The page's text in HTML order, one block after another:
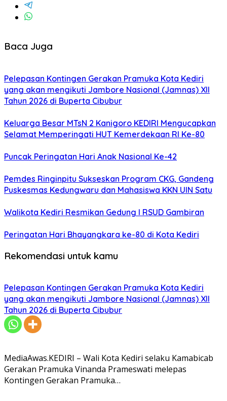
Baca Juga
Pelepasan Kontingen Gerakan Pramuka Kota Kediri
yang akan mengikuti Jambore Nasional (Jamnas) XII
Tahun 2026 di Buperta Cibubur
Keluarga Besar MTsN 2 Kanigoro KEDIRI Mengucapkan
Selamat Memperingati HUT Kemerdekaan RI Ke-80
Puncak Peringatan Hari Anak Nasional Ke-42
Pemdes Ringinpitu Sukseskan Program CKG, Gandeng
Puskesmas Kedungwaru dan Mahasiswa KKN UIN Satu
Walikota Kediri Resmikan Gedung I RSUD Gambiran
Peringatan Hari Bhayangkara ke-80 di Kota Kediri
Rekomendasi untuk kamu
Pelepasan Kontingen Gerakan Pramuka Kota Kediri
yang akan mengikuti Jambore Nasional (Jamnas) XII
Tahun 2026 di Buperta Cibubur
MediaAwas.KEDIRI – Wali Kota Kediri selaku Kamabicab
Gerakan Pramuka Vinanda Prameswati melepas
Kontingen Gerakan Pramuka…